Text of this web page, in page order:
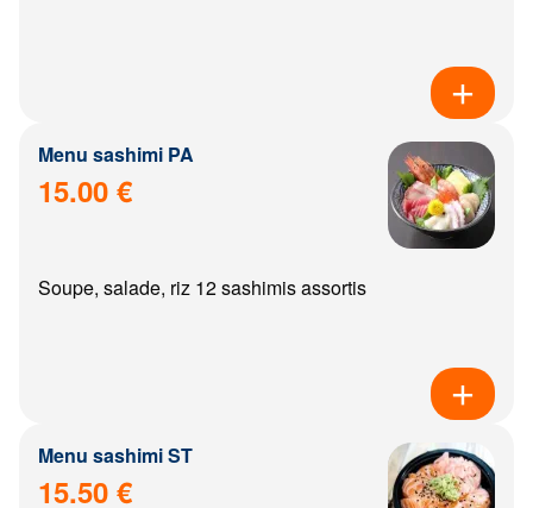
Menu sashimi PA
15.00 €
Soupe, salade, riz 12 sashimis assortis
Menu sashimi ST
15.50 €